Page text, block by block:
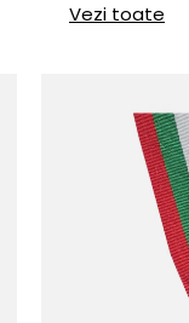
Vezi toate